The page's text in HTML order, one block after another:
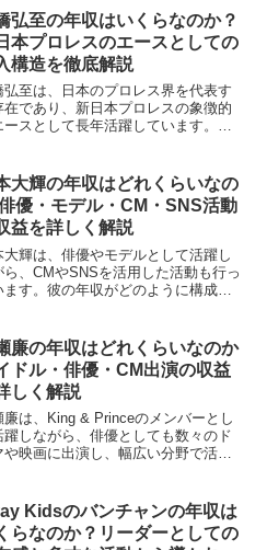
注目されています。この記事では、
玲の年収について、...
弘至の年収はいくらなのか？
本プロレスのエースとしての
構造を徹底解説
弘至は、日本のプロレス界を代表す
在であり、新日本プロレスの象徴的
ースとして長年活躍しています。リ
野で活動しており、収入源も多岐に
ります。今回は、棚橋...
大輝の年収はどれくらいなの
優・モデル・CM・SNS活動
益を詳しく解説
大輝は、俳優やモデルとして活躍し
ら、CMやSNSを活用した活動も行っ
ます。彼の年収がどのように構成さ
映画に出演しており、出演料が主な
源の一つとなってい...
廉の年収はどれくらいなのか
ドル・俳優・CM出演の収益
しく解説
廉は、King & Princeのメンバーとし
躍しながら、俳優としても数々のド
や映画に出演し、幅広い分野で活動
多いでしょう。本記事では、永瀬廉
益源や...
Kidsのバンチャンの年収は
らなのか？リーダーとしての